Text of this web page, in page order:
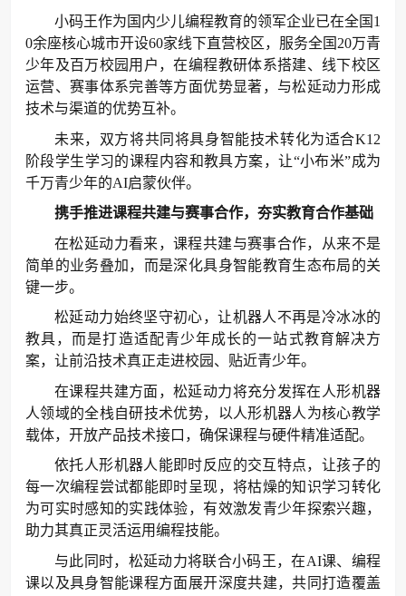
小码王作为国内少儿编程教育的领军企业已在全国1
0余座核心城市开设60家线下直营校区，服务全国20万青
少年及百万校园用户，在编程教研体系搭建、线下校区
运营、赛事体系完善等方面优势显著，与松延动力形成
技术与渠道的优势互补。
未来，双方将共同将具身智能技术转化为适合K12
阶段学生学习的课程内容和教具方案，让“小布米”成为
千万青少年的AI启蒙伙伴。
携手推进课程共建与赛事合作，夯实教育合作基础
在松延动力看来，课程共建与赛事合作，从来不是
简单的业务叠加，而是深化具身智能教育生态布局的关
键一步。
松延动力始终坚守初心，让机器人不再是冷冰冰的
教具，而是打造适配青少年成长的一站式教育解决方
案，让前沿技术真正走进校园、贴近青少年。
在课程共建方面，松延动力将充分发挥在人形机器
人领域的全栈自研技术优势，以人形机器人为核心教学
载体，开放产品技术接口，确保课程与硬件精准适配。
依托人形机器人能即时反应的交互特点，让孩子的
每一次编程尝试都能即时呈现，将枯燥的知识学习转化
为可实时感知的实践体验，有效激发青少年探索兴趣，
助力其真正灵活运用编程技能。
与此同时，松延动力将联合小码王，在AI课、编程
课以及具身智能课程方面展开深度共建，共同打造覆盖